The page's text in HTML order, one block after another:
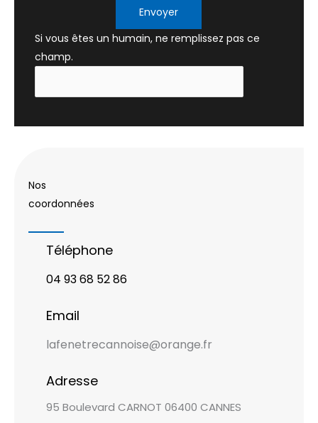
Envoyer
Si vous êtes un humain, ne remplissez pas ce
champ.
Nos
coordonnées
Téléphone
04 93 68 52 86
Email
lafenetrecannoise@orange.fr
Adresse
95 Boulevard CARNOT 06400 CANNES